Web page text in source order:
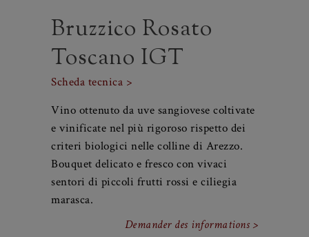
Bruzzico Rosato
Toscano IGT
Scheda tecnica >
Vino ottenuto da uve sangiovese coltivate
e vinificate nel più rigoroso rispetto dei
criteri biologici nelle colline di Arezzo.
Bouquet delicato e fresco con vivaci
sentori di piccoli frutti rossi e ciliegia
marasca.
Demander des informations >